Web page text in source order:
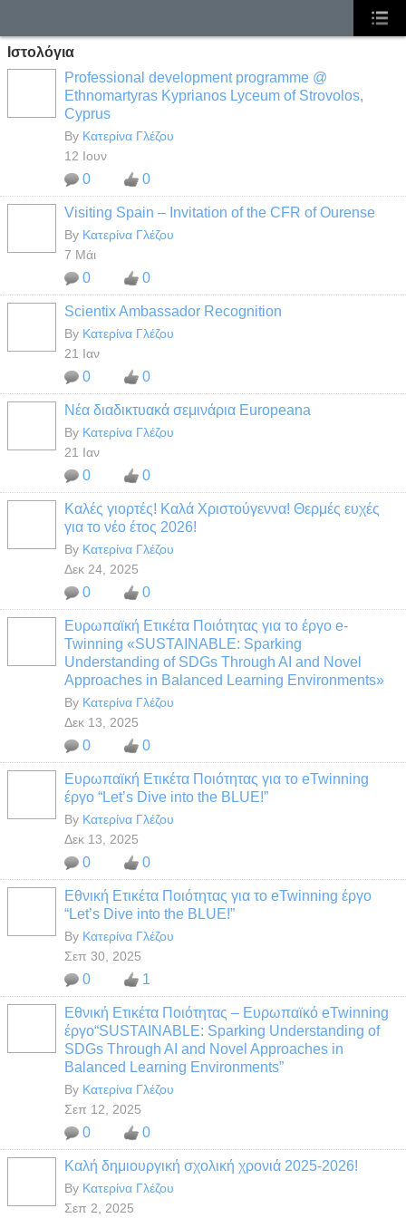
Ιστολόγια
Professional development programme @
Ethnomartyras Kyprianos Lyceum of Strovolos,
Cyprus
By Κατερίνα Γλέζου
12 Ιουν
0 0
Visiting Spain – Invitation of the CFR of Ourense
By Κατερίνα Γλέζου
7 Μάι
0 0
Scientix Ambassador Recognition
By Κατερίνα Γλέζου
21 Ιαν
0 0
Νέα διαδικτυακά σεμινάρια Europeana
By Κατερίνα Γλέζου
21 Ιαν
0 0
Καλές γιορτές! Καλά Χριστούγεννα! Θερμές ευχές
για το νέο έτος 2026!
By Κατερίνα Γλέζου
Δεκ 24, 2025
0 0
Ευρωπαϊκή Ετικέτα Ποιότητας για το έργο e-
Twinning «SUSTAINABLE: Sparking
Understanding of SDGs Through AI and Novel
Approaches in Balanced Learning Environments»
By Κατερίνα Γλέζου
Δεκ 13, 2025
0 0
Ευρωπαϊκή Ετικέτα Ποιότητας για το eTwinning
έργο “Let’s Dive into the BLUE!”
By Κατερίνα Γλέζου
Δεκ 13, 2025
0 0
Εθνική Ετικέτα Ποιότητας για το eTwinning έργο
“Let’s Dive into the BLUE!”
By Κατερίνα Γλέζου
Σεπ 30, 2025
0 1
Εθνική Ετικέτα Ποιότητας – Ευρωπαϊκό eTwinning
έργο“SUSTAINABLE: Sparking Understanding of
SDGs Through AI and Novel Approaches in
Balanced Learning Environments”
By Κατερίνα Γλέζου
Σεπ 12, 2025
0 0
Καλή δημιουργική σχολική χρονιά 2025-2026!
By Κατερίνα Γλέζου
Σεπ 2, 2025